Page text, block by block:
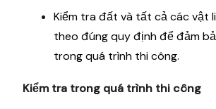
Kiểm tra đất và tất cả các vật
theo đúng quy định để đảm
trong quá trình thi công.
Kiểm tra trong quá trình thi công